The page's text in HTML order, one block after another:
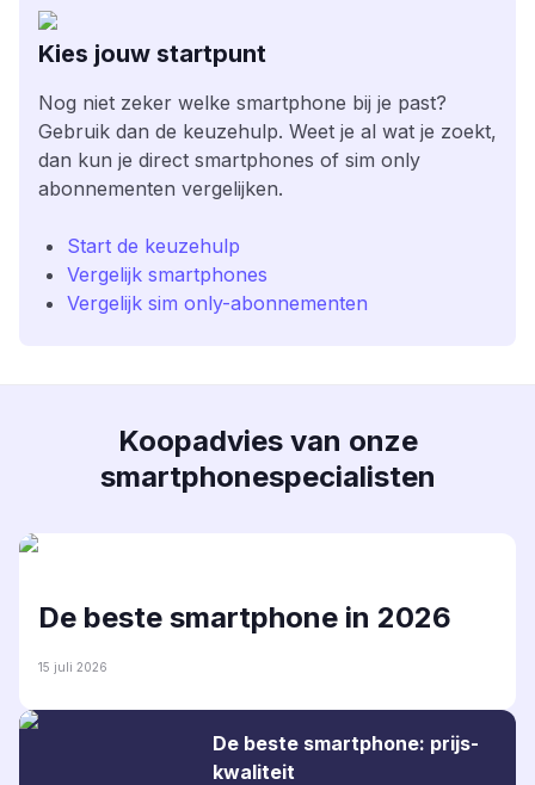
Kies jouw startpunt
Nog niet zeker welke smartphone bij je past?
Gebruik dan de keuzehulp. Weet je al wat je zoekt,
dan kun je direct smartphones of sim only
abonnementen vergelijken.
Start de keuzehulp
Vergelijk smartphones
Vergelijk sim only-abonnementen
Koopadvies van onze
smartphonespecialisten
De beste smartphone in 2026
15 juli 2026
De beste smartphone: prijs-
kwaliteit